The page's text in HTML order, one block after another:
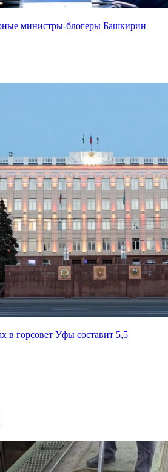
министры-блогеры Башкирии
в горсовет Уфы составит 5,5